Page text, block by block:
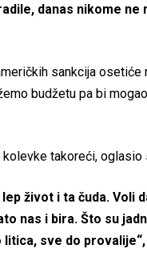
danas nikome ne
sankcija
budžetu pa bi
takoreći,
život i ta čuda. Voli
nas i bira. Što su
sve do provalije“,